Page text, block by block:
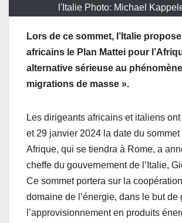
l'Italie Photo: Michael
Lors de ce sommet, l’Italie
africains le Plan Mattei pour
alternative sérieuse au
migrations de masse ».
Les dirigeants africains et italiens
et 29 janvier 2024 la date du sommet
Afrique, qui se tiendra à Rome, a
cheffe du gouvernement de l’Italie,
Ce sommet portera sur la
domaine de l’énergie, dans le but de
l’approvisionnement en produits